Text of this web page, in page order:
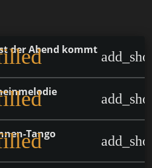
der Abend kommt
Tango